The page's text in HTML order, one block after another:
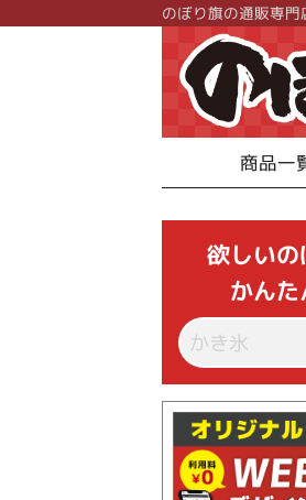
のぼり旗の通販専
商品一
欲しいの
かん